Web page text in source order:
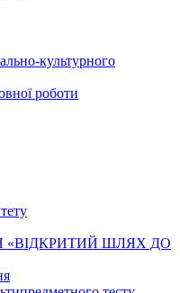
культурного
роботи
«ВІДКРИТИЙ ШЛЯХ ДО